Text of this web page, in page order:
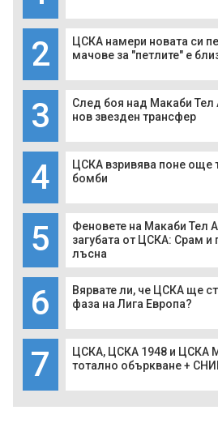
2
ЦСКА намери новата си
мачове за "петлите" е
3
След боя над Макаби Тел
нов звезден трансфер
4
ЦСКА взривява поне още
бомби
5
Феновете на Макаби Тел
загубата от ЦСКА: Срам и
лъсна
6
Вярвате ли, че ЦСКА ще
фаза на Лига Европа?
7
ЦСКА, ЦСКА 1948 и ЦСКА
тотално объркване +